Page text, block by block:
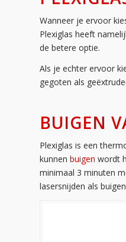
Wanneer je ervoor
Plexiglas heeft
de betere optie.
Als je echter ervoor
gegoten als
BUIGEN
Plexiglas is een
kunnen buigen wordt
minimaal 3 minuten
lasersnijden als